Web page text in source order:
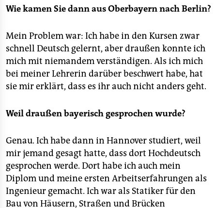
Wie kamen Sie dann aus Oberbayern nach Berlin?
Mein Problem war: Ich habe in den Kursen zwar
schnell Deutsch gelernt, aber draußen konnte ich
mich mit niemandem verständigen. Als ich mich
bei meiner Lehrerin darüber beschwert habe, hat
sie mir erklärt, dass es ihr auch nicht anders geht.
Weil draußen bayerisch gesprochen wurde?
Genau. Ich habe dann in Hannover studiert, weil
mir jemand gesagt hatte, dass dort Hochdeutsch
gesprochen werde. Dort habe ich auch mein
Diplom und meine ersten Arbeitserfahrungen als
Ingenieur gemacht. Ich war als Statiker für den
Bau von Häusern, Straßen und Brücken